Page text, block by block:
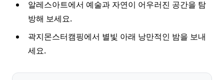
알레스아트에서 예술과 자연이 어우러진 공간을 탐
방해 보세요.
곽지몬스터캠핑에서 별빛 아래 낭만적인 밤을 보내
세요.